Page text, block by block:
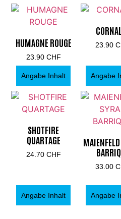
HUMAGNE ROUGE
23.90 CHF
Angabe Inhalt
23.90
Angabe
SHOTFIRE
QUARTAGE
24.70 CHF
Angabe Inhalt
33.00
Angabe